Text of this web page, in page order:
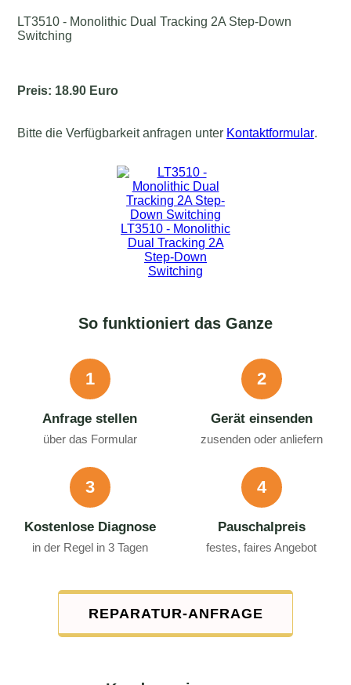
LT3510 - Monolithic Dual Tracking 2A Step-Down
Switching
Preis: 18.90 Euro
Bitte die Verfügbarkeit anfragen unter Kontaktformular.
So funktioniert das Ganze
1
Anfrage stellen
über das Formular
2
Gerät einsenden
zusenden oder anliefern
3
Kostenlose Diagnose
in der Regel in 3 Tagen
4
Pauschalpreis
festes, faires Angebot
REPARATUR-ANFRAGE